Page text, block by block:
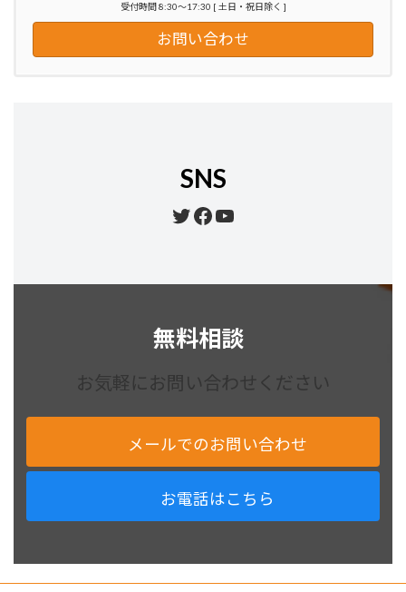
受付時間 8:30～17:30 [ 土日・祝日除く ]
お問い合わせ
SNS
Twitter
Facebook
YouTube
無料相談
お気軽にお問い合わせください
メールでのお問い合わせ
お電話はこちら